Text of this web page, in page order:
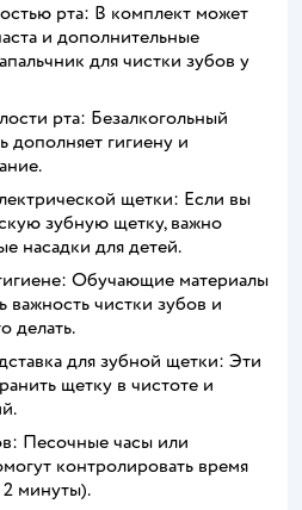
рта: В комплект может
и дополнительные
для чистки зубов у
рта: Безалкогольный
дополняет гигиену и
щетки: Если вы
зубную щетку, важно
насадки для детей.
Обучающие материалы
важность чистки зубов и
делать.
для зубной щетки: Эти
щетку в чистоте и
Песочные часы или
контролировать время
минуты).